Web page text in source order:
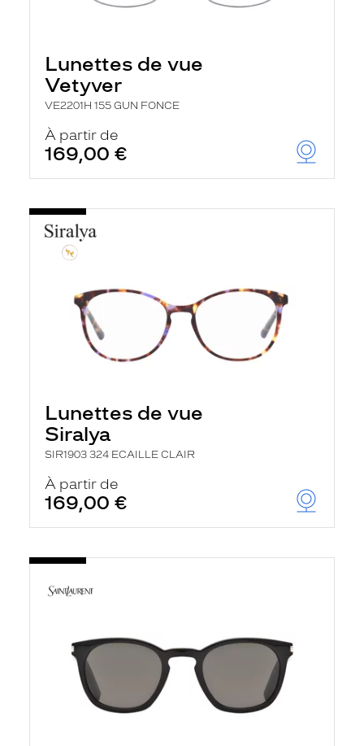
Lunettes de vue
Vetyver
VE2201H 155 GUN FONCE
À partir de
169,00 €
Lunettes de vue
Siralya
SIR1903 324 ECAILLE CLAIR
À partir de
169,00 €